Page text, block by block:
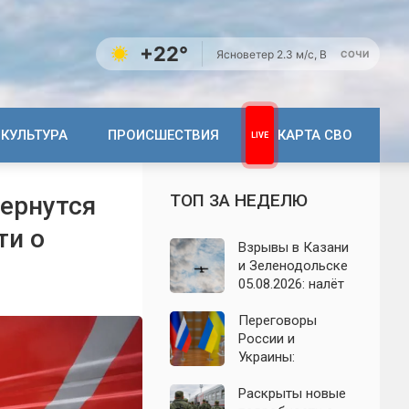
+22° Ясноветер 2.3 м/с, В СОЧИ
КУЛЬТУРА ПРОИСШЕСТВИЯ КАРТА СВО
о
ТОП ЗА НЕДЕЛЮ
Взрывы в Казани
и Зеленодольске
05.08.2026: налёт
Татарстан,
последствия
ночной атаки
Переговоры
России и
Украины:
заявления о
Раскрыты новые